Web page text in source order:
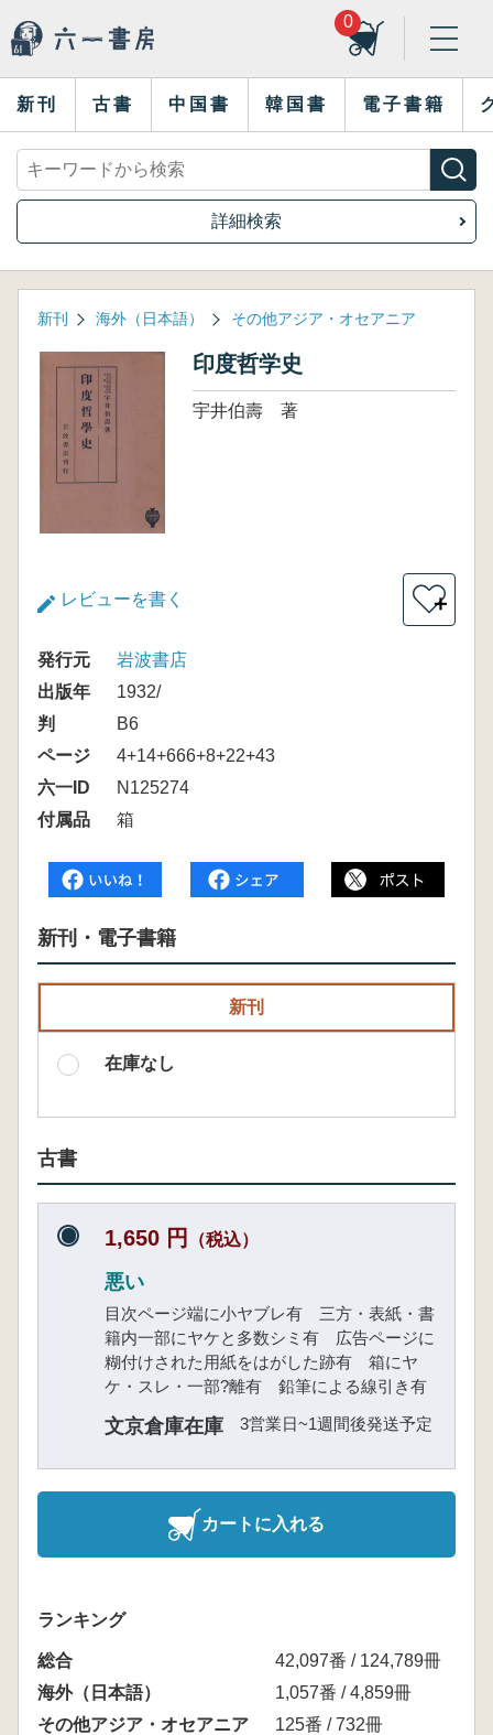
0
新刊 古書 中国書 韓国書 電子書籍
詳細検索
新刊 海外（日本語） その他アジア・オセアニア
印度哲学史
宇井伯壽 著
レビューを書く ＋
発行元
岩波書店
出版年
1932/
判
B6
ページ
4+14+666+8+22+43
六一ID
N125274
付属品
箱
新刊・電子書籍
新刊
在庫なし
古書
1,650 円 （税込）
悪い
目次ページ端に小ヤブレ有 三方・表紙・書
籍内一部にヤケと多数シミ有 広告ページに
糊付けされた用紙をはがした跡有 箱にヤ
ケ・スレ・一部?離有 鉛筆による線引き有
文京倉庫在庫 3営業日~1週間後発送予定
カートに入れる
ランキング
総合
42,097番 / 124,789冊
海外（日本語）
1,057番 / 4,859冊
その他アジア・オセアニア
125番 / 732冊